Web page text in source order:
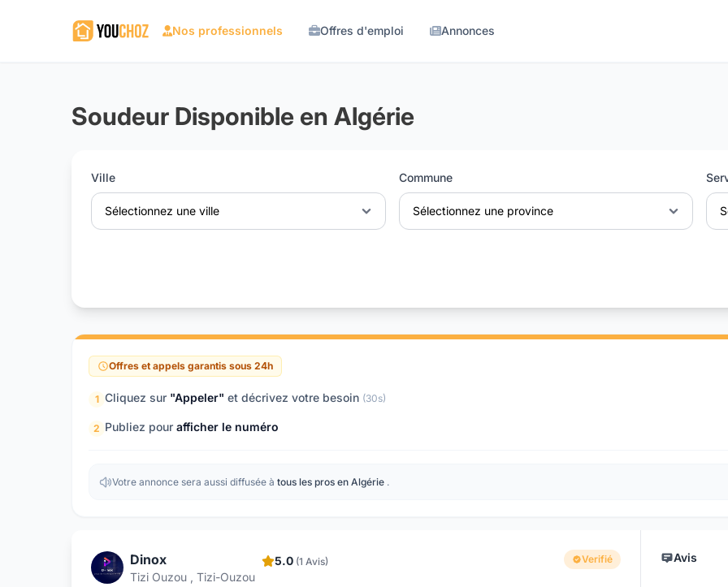
Nos professionnels Offres d'emploi Annonces
Soudeur Disponible en Algérie
Ville
Sélectionnez une ville
Commune
Sélectionnez une province
Offres et appels garantis sous 24h
1 Cliquez sur "Appeler" et décrivez votre besoin (30s)
2 Publiez pour afficher le numéro
Votre annonce sera aussi diffusée à tous les pros en Algérie .
Dinox
Tizi Ouzou , Tizi-Ouzou
5.0 (1 Avis) Verifié Avis